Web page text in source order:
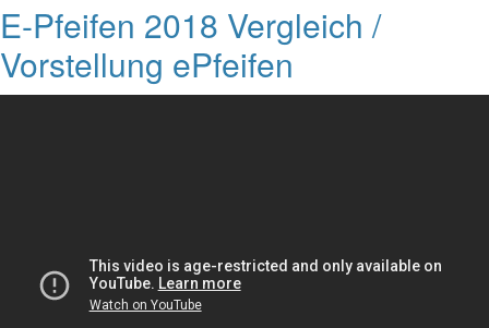
E-Pfeifen 2018 Vergleich /
Vorstellung ePfeifen